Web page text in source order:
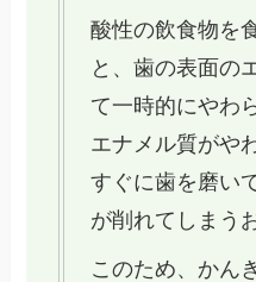
酸性の飲食物を
と、歯の表面の
て一時的にやわ
エナメル質がや
すぐに歯を磨い
が削れてしまう
このため、かん